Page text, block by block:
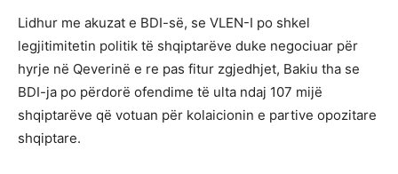
Lidhur me akuzat e BDI-së, se VLEN-I po shkel
legjitimitetin politik të shqiptarëve duke negociuar për
hyrje në Qeverinë e re pas fitur zgjedhjet, Bakiu tha se
BDI-ja po përdorë ofendime të ulta ndaj 107 mijë
shqiptarëve që votuan për kolaicionin e partive opozitare
shqiptare.